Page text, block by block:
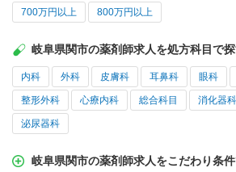
700万円以上 800万円以上
岐阜県関市の薬剤師求人を処方科目で
内科 外科 皮膚科 耳鼻科 眼科
整形外科 心療内科 総合科目 消化器科
泌尿器科
岐阜県関市の薬剤師求人をこだわり条